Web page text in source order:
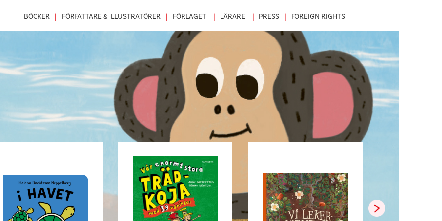
BÖCKER FÖRFATTARE & ILLUSTRATÖRER FÖRLAGET LÄRARE PRESS FOREIGN RIGHTS